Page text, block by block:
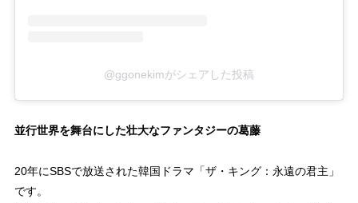
@ggonekimがシェアした投稿
並行世界を舞台にした壮大なファンタジーの葛藤
20年にSBSで放送された韓国ドラマ「ザ・キング：永遠の君主」
です。